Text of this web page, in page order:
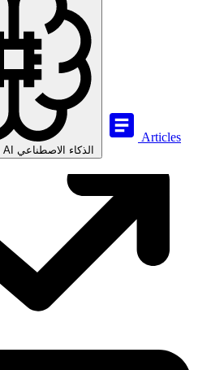
AI الذكاء الاصطناعي
Articles